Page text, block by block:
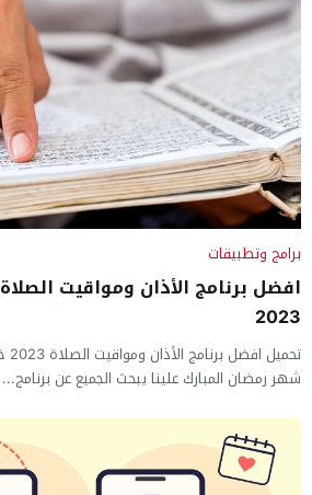
برامج وتطبيقات
افضل برنامج الأذان ومواقيت
2023
شهر رمضان المبارك علينا يبحث الجميع عن برنامج...